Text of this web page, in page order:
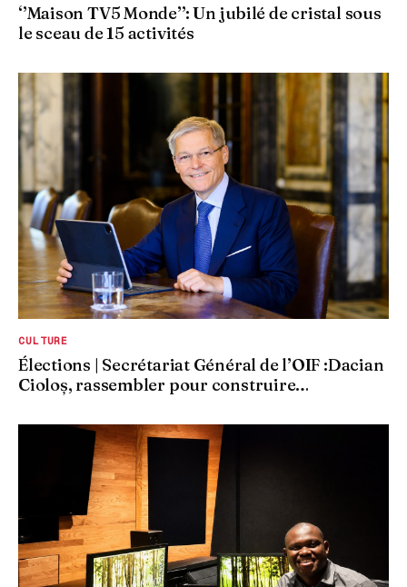
‘’Maison TV5 Monde’’: Un jubilé de cristal sous
le sceau de 15 activités
CULTURE
Élections | Secrétariat Général de l’OIF :Dacian
Cioloș, rassembler pour construire…